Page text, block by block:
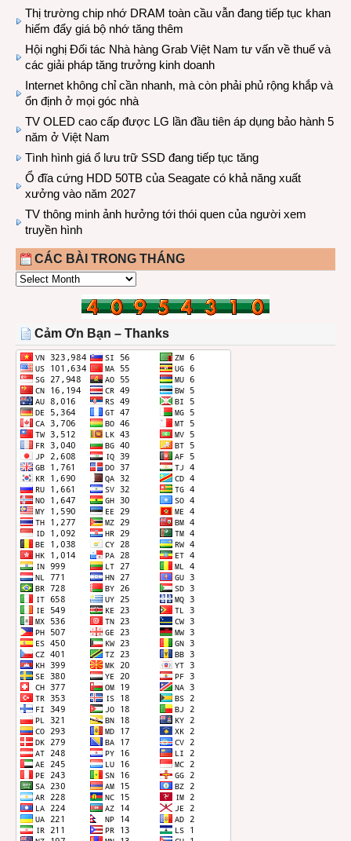
Thị trường chip nhớ DRAM toàn cầu vẫn đang tiếp tục khan
hiếm đẩy giá bộ nhớ tăng thêm
Hội nghị Đối tác Nhà hàng Grab Việt Nam tư vấn về thuế và
các giải pháp tăng trưởng kinh doanh
Internet không chỉ cần nhanh, mà còn phải phủ rộng khắp và
ổn định ở mọi góc nhà
TV OLED cao cấp được LG lần đầu tiên áp dụng bảo hành 5
năm ở Việt Nam
Tình hình giá ổ lưu trữ SSD đang tiếp tục tăng
Ổ đĩa cứng HDD 50TB của Seagate có khả năng xuất
xưởng vào năm 2027
TV thông minh ảnh hưởng tới thói quen của người xem
truyền hình
CÁC BÀI TRONG THÁNG
CÁC
THÁNG
Cảm Ơn Bạn – Thanks